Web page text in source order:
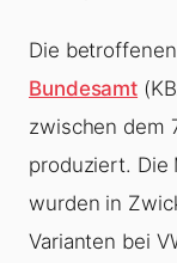
Die
Bundesamt
zwischen dem
produziert. Die
wurden in
Varianten bei